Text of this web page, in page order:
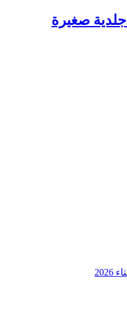
صغيرة